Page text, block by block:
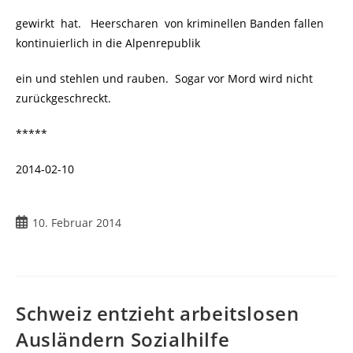
gewirkt hat. Heerscharen von kriminellen Banden fallen
kontinuierlich in die Alpenrepublik
ein und stehlen und rauben. Sogar vor Mord wird nicht
zurückgeschreckt.
*****
2014-02-10
Beitrag10. Februar 2014
Schweiz entzieht arbeitslosen
Ausländern Sozialhilfe